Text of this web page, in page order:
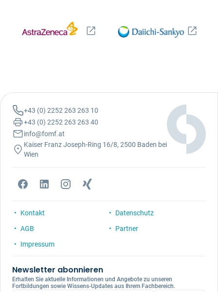
+43 (0) 2252 263 263 10
+43 (0) 2252 263 263 40
info@fomf.at
Kaiser Franz Joseph-Ring 16/8, 2500 Baden bei
Wien
Kontakt
AGB
Impressum
Datenschutz
Partner
Newsletter abonnieren
Erhalten Sie aktuelle Informationen und Angebote zu unseren
Fortbildungen sowie Wissens-Updates aus Ihrem Fachbereich.